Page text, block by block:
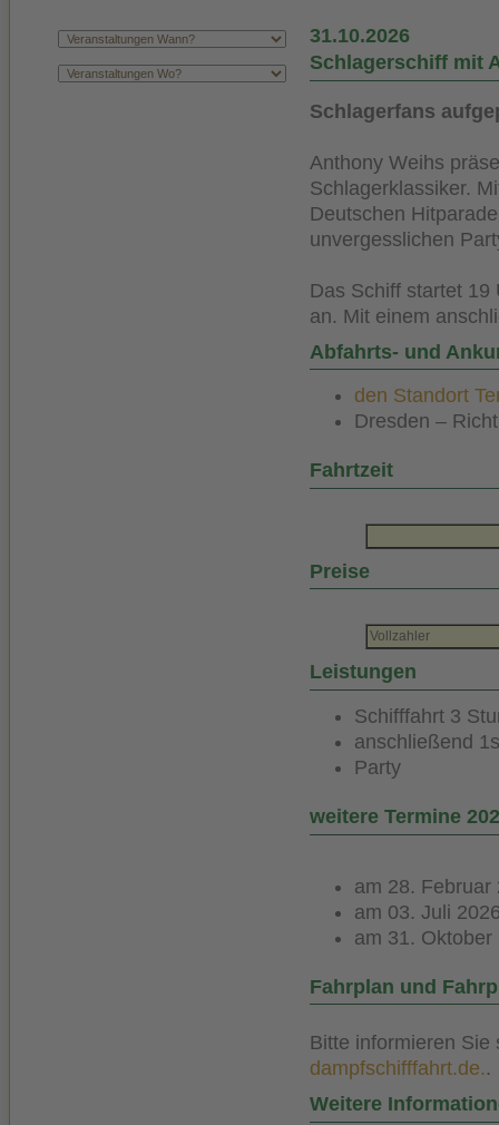
31.10.2026
Schlagerschiff mit
Schlagerfans
Anthony Weihs
Schlagerklassiker.
Deutschen
unvergesslichen
Das Schiff startet 19
an. Mit einem
Abfahrts- und
den Standort
Dresden –
Fahrtzeit
Preise
Vollzahler
Leistungen
Schifffahrt 3
anschließend
Party
weitere Termine
am 28. Februar
am 03. Juli
am 31. Oktober
Fahrplan und
Bitte informieren
dampfschifffahrt.de..
Weitere